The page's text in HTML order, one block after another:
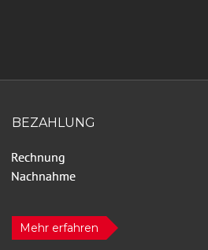
BEZAHLUNG
Mehr erfahren